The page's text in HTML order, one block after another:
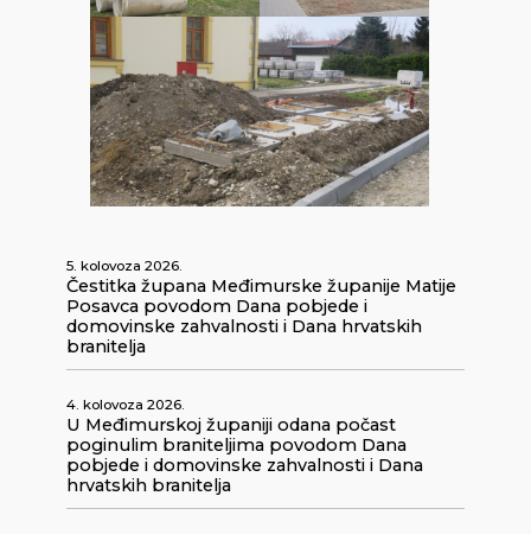
5. kolovoza 2026.
Čestitka župana Međimurske županije Matije
Posavca povodom Dana pobjede i
domovinske zahvalnosti i Dana hrvatskih
branitelja
4. kolovoza 2026.
U Međimurskoj županiji odana počast
poginulim braniteljima povodom Dana
pobjede i domovinske zahvalnosti i Dana
hrvatskih branitelja